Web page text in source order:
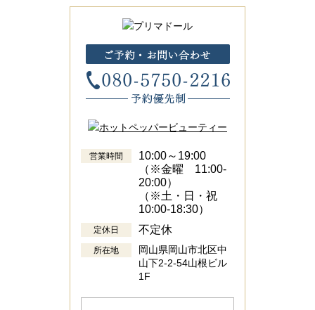
営業時間
10:00～19:00
（※金曜 11:00-
20:00）
（※土・日・祝
10:00-18:30）
定休日 不定休
所在地
岡山県岡山市北区中
山下2-2-54山根ビル
1F